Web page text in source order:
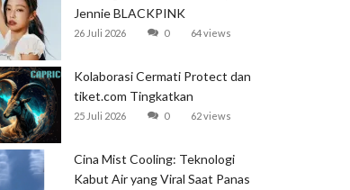
Jennie BLACKPINK
Mendominasi Tangga Lagu
26 Juli 2026 0 64 views
Kolaborasi Cermati Protect dan
tiket.com Tingkatkan
Perlindungan Perjalanan Kereta
25 Juli 2026 0 62 views
Cina Mist Cooling: Teknologi
Kabut Air yang Viral Saat Panas